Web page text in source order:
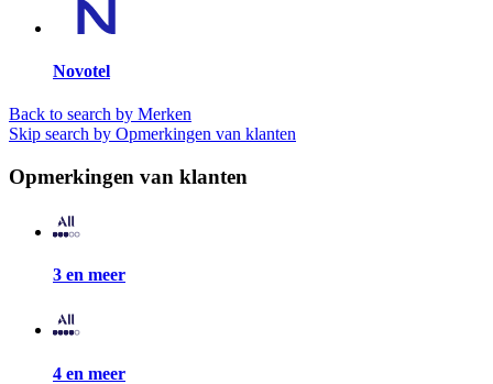
Novotel
Back to search by Merken
Skip search by Opmerkingen van klanten
Opmerkingen van klanten
3 en meer
4 en meer